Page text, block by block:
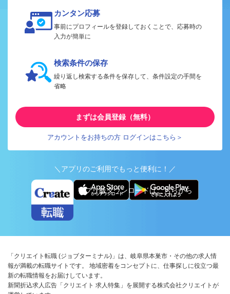
カンタン応募
事前にプロフィールを登録しておくことで、応募時の
入力が簡単に
検索条件の保存
繰り返し検索する条件を保存して、条件設定の手間を
省略
まずは会員登録（無料）
アカウントをお持ちの方 ログインはこちら＞
＼アプリのご利用でもっと便利に！／
アプリ版ダウンロードはこちらから
「クリエイト転職 (ジョブターミナル)」は、岐阜県本巣市・その他の求人情
報が満載の転職サイトです。 地域密着をコンセプトに、仕事探しに役立つ最
新の転職情報をお届けしています。
新聞折込求人広告「クリエイト 求人特集」を展開する株式会社クリエイトが